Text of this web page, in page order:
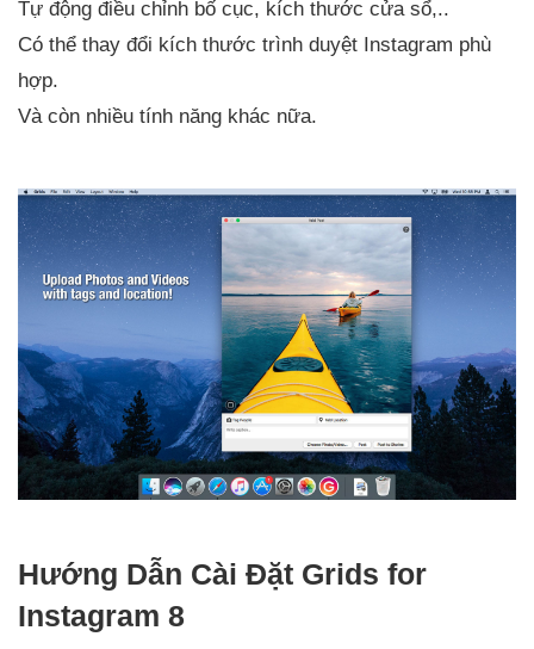
Tự động điều chỉnh bố cục, kích thước cửa sổ,..
Có thể thay đổi kích thước trình duyệt Instagram phù
hợp.
Và còn nhiều tính năng khác nữa.
Hướng Dẫn Cài Đặt Grids for
Instagram 8